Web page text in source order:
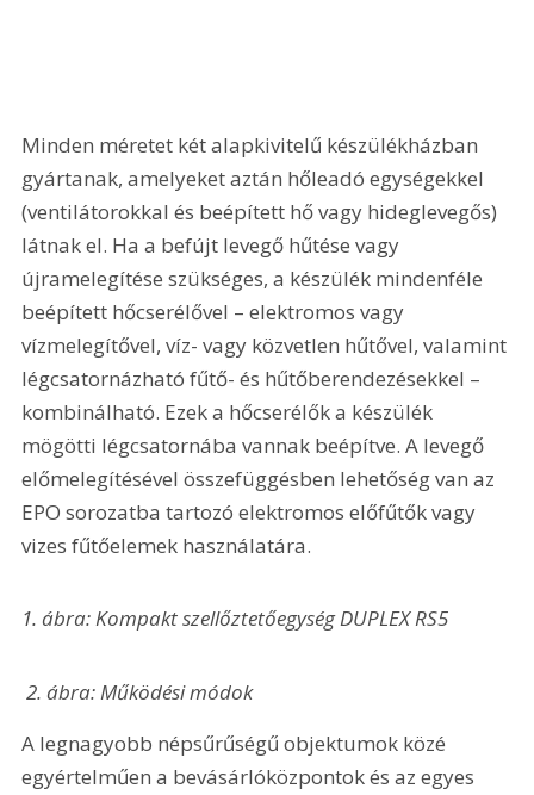
Minden méretet két alapkivitelű készülékházban
gyártanak, amelyeket aztán hőleadó egységekkel
(ventilátorokkal és beépített hő vagy hideglevegős)
látnak el. Ha a befújt levegő hűtése vagy
újramelegítése szükséges, a készülék mindenféle
beépített hőcserélővel – elektromos vagy
vízmelegítővel, víz- vagy közvetlen hűtővel, valamint
légcsatornázható fűtő- és hűtőberendezésekkel –
kombinálható. Ezek a hőcserélők a készülék
mögötti légcsatornába vannak beépítve. A levegő
előmelegítésével összefüggésben lehetőség van az
EPO sorozatba tartozó elektromos előfűtők vagy
vizes fűtőelemek használatára.
1. ábra: Kompakt szellőztetőegység DUPLEX RS5
2. ábra: Működési módok
A legnagyobb népsűrűségű objektumok közé
egyértelműen a bevásárlóközpontok és az egyes